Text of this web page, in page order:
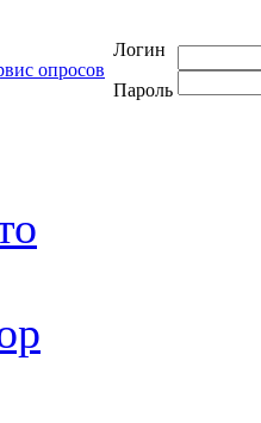
Логин
Пароль